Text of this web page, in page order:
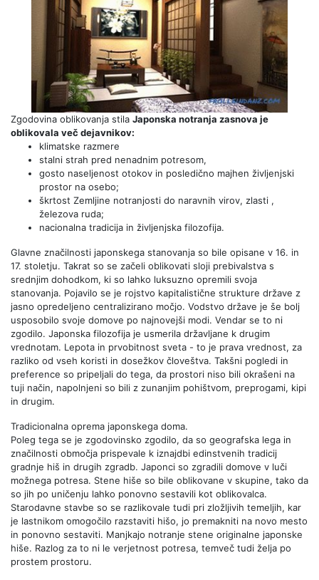
Zgodovina oblikovanja stila Japonska notranja zasnova je
oblikovala več dejavnikov:
klimatske razmere
stalni strah pred nenadnim potresom,
gosto naseljenost otokov in posledično majhen življenjski
prostor na osebo;
škrtost Zemljine notranjosti do naravnih virov, zlasti ,
železova ruda;
nacionalna tradicija in življenjska filozofija.
Glavne značilnosti japonskega stanovanja so bile opisane v 16. in
17. stoletju. Takrat so se začeli oblikovati sloji prebivalstva s
srednjim dohodkom, ki so lahko luksuzno opremili svoja
stanovanja. Pojavilo se je rojstvo kapitalistične strukture države z
jasno opredeljeno centralizirano močjo. Vodstvo države je še bolj
usposobilo svoje domove po najnovejši modi. Vendar se to ni
zgodilo. Japonska filozofija je usmerila državljane k drugim
vrednotam. Lepota in prvobitnost sveta - to je prava vrednost, za
razliko od vseh koristi in dosežkov človeštva. Takšni pogledi in
preference so pripeljali do tega, da prostori niso bili okrašeni na
tuji način, napolnjeni so bili z zunanjim pohištvom, preprogami, kipi
in drugim.
Tradicionalna oprema japonskega doma.
Poleg tega se je zgodovinsko zgodilo, da so geografska lega in
značilnosti območja prispevale k iznajdbi edinstvenih tradicij
gradnje hiš in drugih zgradb. Japonci so zgradili domove v luči
možnega potresa. Stene hiše so bile oblikovane v skupine, tako da
so jih po uničenju lahko ponovno sestavili kot oblikovalca.
Starodavne stavbe so se razlikovale tudi pri zložljivih temeljih, kar
je lastnikom omogočilo razstaviti hišo, jo premakniti na novo mesto
in ponovno sestaviti. Manjkajo notranje stene originalne japonske
hiše. Razlog za to ni le verjetnost potresa, temveč tudi želja po
prostem prostoru.